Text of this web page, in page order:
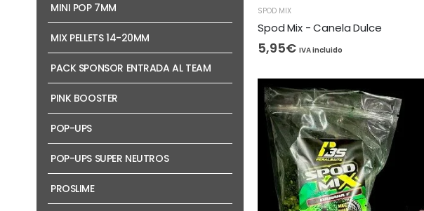
SPOD MIX
Spod Mix - Canela Dulce
5,95€ IVA incluido
MINI POP 7MM
MIX PELLETS 14-20MM
PACK SPONSOR ENTRADA AL TEAM
PINK BOOSTER
POP-UPS
POP-UPS SUPER NEUTROS
PROSLIME